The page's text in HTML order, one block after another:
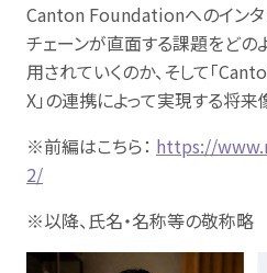
Canton Foundationへのインタ
チェーンが直面する課題をどの
用されていくのか、そして「
X」の連携によって実現する将来
※前編はこちら： https://
2/
※以降、氏名・名称等の敬称略